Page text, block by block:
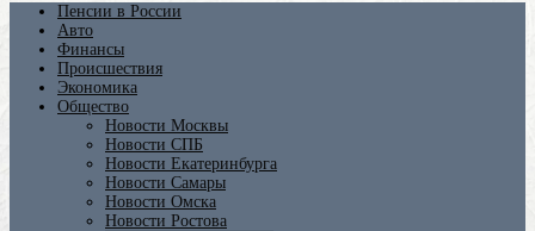
Пенсии в России
Авто
Финансы
Происшествия
Экономика
Общество
Новости Москвы
Новости СПБ
Новости Екатеринбурга
Новости Самары
Новости Омска
Новости Ростова